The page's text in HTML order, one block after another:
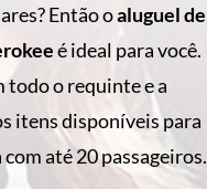
Então oaluguel de
é ideal para você.
todo o requinte e a
itens disponíveis para
até 20 passageiros.